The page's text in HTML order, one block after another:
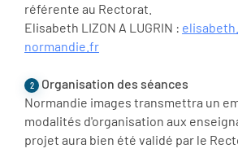
référente au Rectorat.
Elisabeth LIZON A LUGRIN :
normandie.fr
2
Organisation des séances
Normandie images transmettra un
modalités d'organisation aux
projet aura bien été validé par le